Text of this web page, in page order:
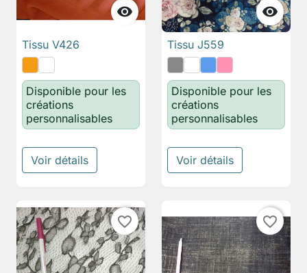

Tissu V426
Disponible pour les
créations
personnalisables
Voir détails

Tissu J559
Disponible pour les
créations
personnalisables
Voir détails
favorite_border favorite_border